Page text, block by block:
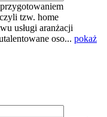
tzw. home
usługi aranżacji
oso... pokaż